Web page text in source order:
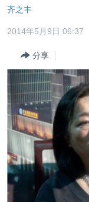
转
内
转
导
航
跳
转
到
检
台湾
港澳
国际
最新国际新闻
印太
中东
欧洲
非洲
美洲
分类新闻
经济·金融·贸易
人权·法律·宗教
科教·文娱·体健
军事
劳工
美中关系
热点专题
白宫要闻
国会报道
美中关系
VOA视频
VOA今日焦点
中文广播
齐之丰
2014年5月9日 06:37
分享